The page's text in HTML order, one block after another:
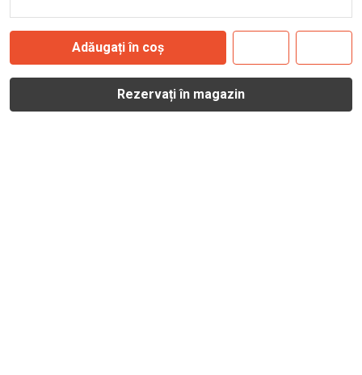
Adăugați în coș
Rezervați în magazin